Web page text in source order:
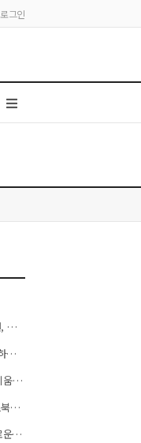
로그인
여름을 지나는 네 개의 시선 "정덕원, 나지윤, 민선홍, 정윤하 작가" 4인 展
【의식의 풍경화: 시적 언어로 구축하는 실존의 미학】
‘인생은 사랑의 여정’…양승본, ‘그리움의 빛’
▶ 구름들 에드워드 그레이엄 / 아트북스 / 288쪽
성동미술협회, 문화예술 축제의 새로운 시작 ‘2026 서울숲 국제 아트 페스타’ 개최